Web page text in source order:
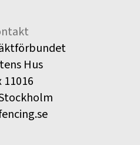
Hus
11016